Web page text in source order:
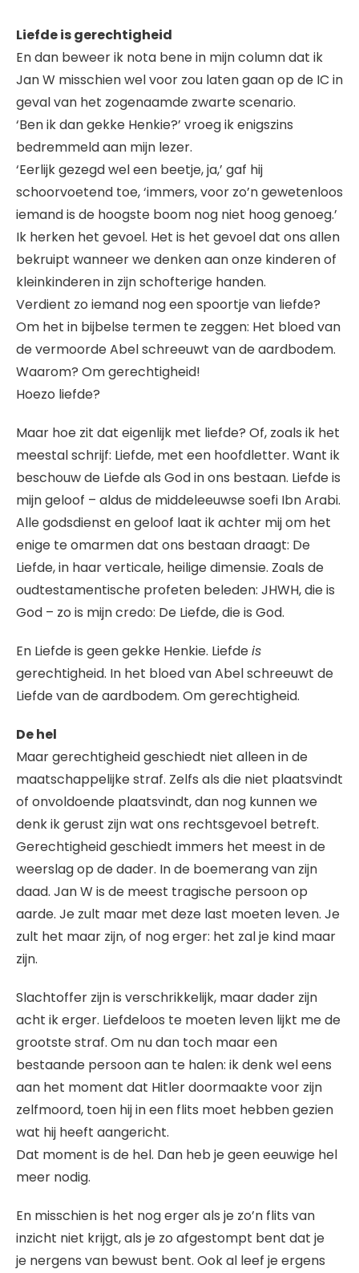
Liefde is gerechtigheid
En dan beweer ik nota bene in mijn column dat ik
Jan W misschien wel voor zou laten gaan op de IC in
geval van het zogenaamde zwarte scenario.
‘Ben ik dan gekke Henkie?’ vroeg ik enigszins
bedremmeld aan mijn lezer.
‘Eerlijk gezegd wel een beetje, ja,’ gaf hij
schoorvoetend toe, ‘immers, voor zo’n gewetenloos
iemand is de hoogste boom nog niet hoog genoeg.’
Ik herken het gevoel. Het is het gevoel dat ons allen
bekruipt wanneer we denken aan onze kinderen of
kleinkinderen in zijn schofterige handen.
Verdient zo iemand nog een spoortje van liefde?
Om het in bijbelse termen te zeggen: Het bloed van
de vermoorde Abel schreeuwt van de aardbodem.
Waarom? Om gerechtigheid!
Hoezo liefde?
Maar hoe zit dat eigenlijk met liefde? Of, zoals ik het
meestal schrijf: Liefde, met een hoofdletter. Want ik
beschouw de Liefde als God in ons bestaan. Liefde is
mijn geloof – aldus de middeleeuwse soefi Ibn Arabi.
Alle godsdienst en geloof laat ik achter mij om het
enige te omarmen dat ons bestaan draagt: De
Liefde, in haar verticale, heilige dimensie. Zoals de
oudtestamentische profeten beleden: JHWH, die is
God – zo is mijn credo: De Liefde, die is God.
En Liefde is geen gekke Henkie. Liefdeis
gerechtigheid. In het bloed van Abel schreeuwt de
Liefde van de aardbodem. Om gerechtigheid.
De hel
Maar gerechtigheid geschiedt niet alleen in de
maatschappelijke straf. Zelfs als die niet plaatsvindt
of onvoldoende plaatsvindt, dan nog kunnen we
denk ik gerust zijn wat ons rechtsgevoel betreft.
Gerechtigheid geschiedt immers het meest in de
weerslag op de dader. In de boemerang van zijn
daad. Jan W is de meest tragische persoon op
aarde. Je zult maar met deze last moeten leven. Je
zult het maar zijn, of nog erger: het zal je kind maar
zijn.
Slachtoffer zijn is verschrikkelijk, maar dader zijn
acht ik erger. Liefdeloos te moeten leven lijkt me de
grootste straf. Om nu dan toch maar een
bestaande persoon aan te halen: ik denk wel eens
aan het moment dat Hitler doormaakte voor zijn
zelfmoord, toen hij in een flits moet hebben gezien
wat hij heeft aangericht.
Dat moment is de hel. Dan heb je geen eeuwige hel
meer nodig.
En misschien is het nog erger als je zo’n flits van
inzicht niet krijgt, als je zo afgestompt bent dat je
je nergens van bewust bent. Ook al leef je ergens